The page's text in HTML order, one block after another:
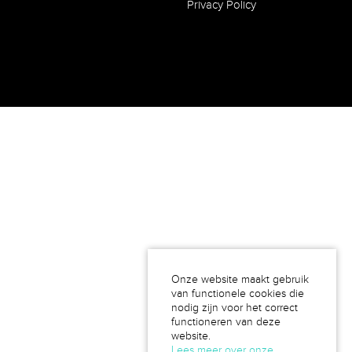
Onze website maakt gebruik
van functionele cookies die
nodig zijn voor het correct
functioneren van deze
website.
Lees meer over onze
Privacy Policy